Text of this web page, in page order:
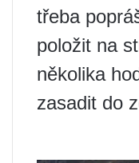
třeba
položit na
několika
zasadit do